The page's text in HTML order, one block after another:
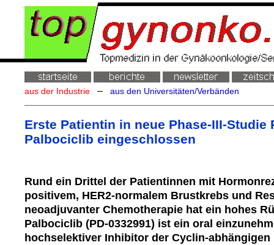
aus der Industrie – aus den Universitäten/Verbänden
Erste Patientin in neue Phase-III-Studie
Palbociclib eingeschlossen
Rund ein Drittel der Patientinnen mit
positivem, HER2-normalem Brustkrebs und
neoadjuvanter Chemotherapie hat ein hohes
Palbociclib (PD-0332991) ist ein oral
hochselektiver Inhibitor der Cyclin-